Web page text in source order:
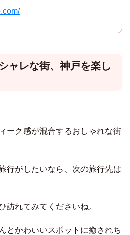
ャレな街、神戸を楽し
ーク感が混合するおしゃれな街
行がしたいなら、次の旅行先は
訪れてみてくださいね。
とかわいいスポットに癒されち